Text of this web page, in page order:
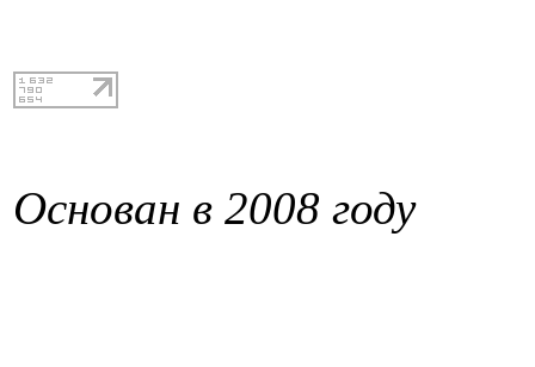
Основан в 2008 году